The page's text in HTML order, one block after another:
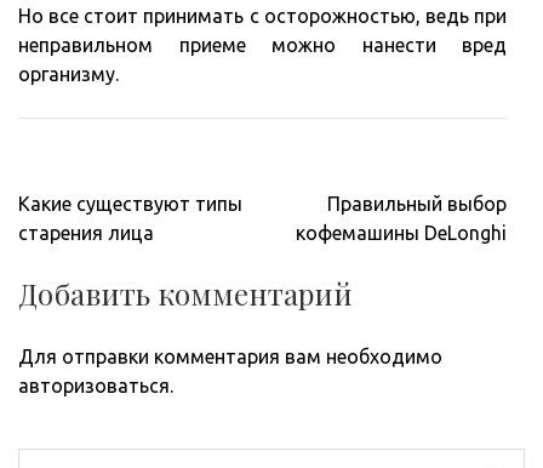
Но все стоит принимать с осторожностью, ведь при
неправильном приеме можно нанести вред
организму.
Навигация
по
Какие существуют типы
старения лица
Правильный выбор
кофемашины DeLonghi
Добавить комментарий
Для отправки комментария вам необходимо
авторизоваться.